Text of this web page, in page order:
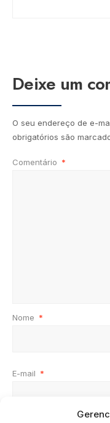
Deixe um
O seu endereço de e-
obrigatórios são
Comentário *
Nome *
E-mail *